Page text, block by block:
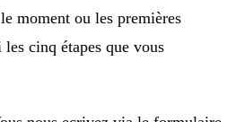
moment ou les premières
cinq étapes que vous